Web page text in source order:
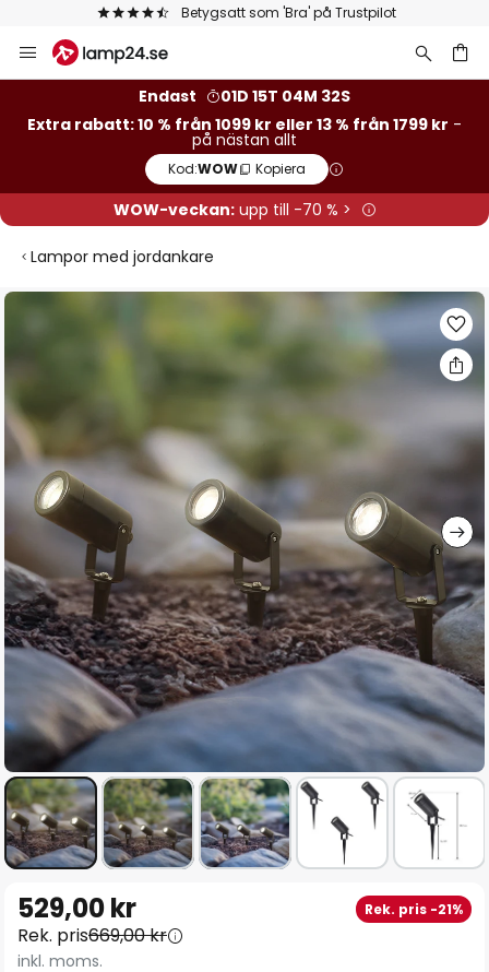
Betygsatt som 'Bra' på Trustpilot
Hoppa
till
Endast
01D 15T 04M 31S
Extra rabatt: 10 % från 1099 kr eller 13 % från 1799 kr -
på nästan allt
Kod:WOW Kopiera
WOW-veckan:upp till -70 % >
Lampor med jordankare
Hoppa
bildgalleriet
till
början
529,00 kr Rek. pris -21%
Rek. pris669,00 kr
inkl. moms.